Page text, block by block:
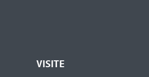
VISITE